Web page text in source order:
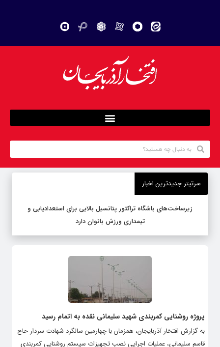
سرتیتر جدیدترین اخبار
زیرساخت‌های باشگاه تراکتور پتانسیل بالایی برای استعدادیابی و
تیمداری ورزش بانوان دارد
پروژه روشنایی کمربندی شهید سلیمانی نقده به اتمام رسید
به گزارش افتخار آذربایجان، همزمان با چهارمین سالگرد شهادت سردار حاج
قاسم سلیمانی، عملیات اجرایی نصب تجهیزات سیستم روشنایی کمربندی